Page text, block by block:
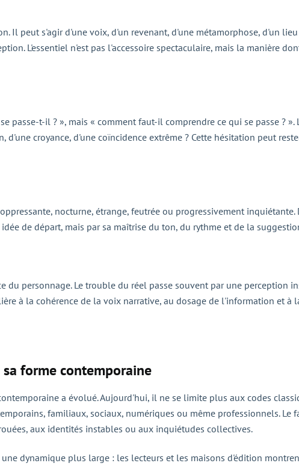
Il peut s'agir d'une voix, d'un revenant, d'une métamorphose, d'un
L'essentiel n'est pas l'accessoire spectaculaire, mais la manière
passe-t-il ? », mais « comment faut-il comprendre ce qui se passe ?
croyance, d'une coïncidence extrême ? Cette hésitation peut
nocturne, étrange, feutrée ou progressivement inquiétante.
de départ, mais par sa maîtrise du ton, du rythme et de la
personnage. Le trouble du réel passe souvent par une perception
à la cohérence de la voix narrative, au dosage de l'information et à
forme contemporaine
a évolué. Aujourd'hui, il ne se limite plus aux codes
familiaux, sociaux, numériques ou même professionnels. Le
aux identités instables ou aux inquiétudes collectives.
dynamique plus large : les lecteurs et les maisons d'édition